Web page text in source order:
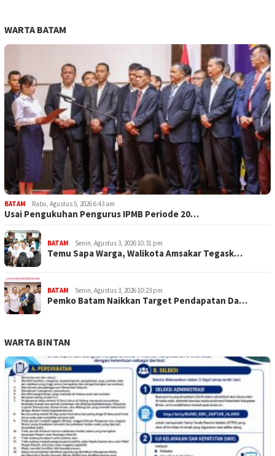
WARTA BATAM
BATAM Rabu, Agustus 5, 2026 6:43 am
Usai Pengukuhan Pengurus IPMB Periode 20…
BATAM Senin, Agustus 3, 2026 10:31 pm
Temu Sapa Warga, Walikota Amsakar Tegask…
BATAM Senin, Agustus 3, 2026 10:23 pm
Pemko Batam Naikkan Target Pendapatan Da…
WARTA BINTAN